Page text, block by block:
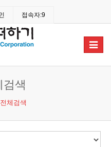
접속자:9
Toggle
검색
전체검색